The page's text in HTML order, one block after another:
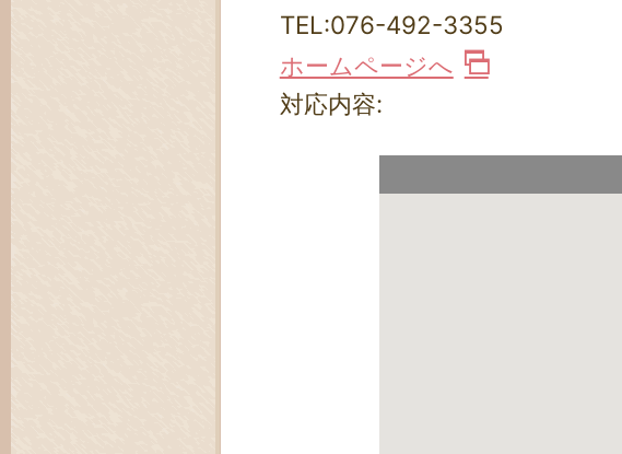
TEL:076-492-3355
ホームページへ
対応内容: